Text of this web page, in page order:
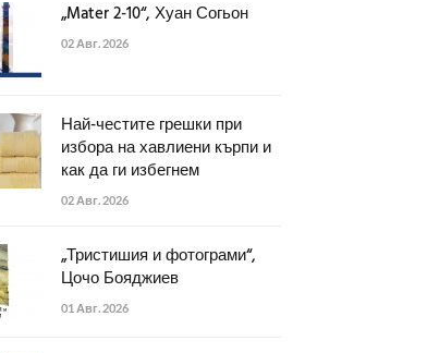
„Mater 2-10“, Хуан Согьон
02 Авг. 2026
Най-честите грешки при
избора на хавлиени кърпи и
как да ги избегнем
02 Авг. 2026
„Тристишия и фотограми“,
Цочо Бояджиев
01 Авг. 2026